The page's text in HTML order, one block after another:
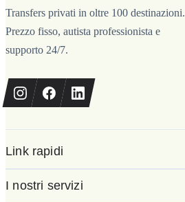
Transfers privati in oltre 100 destinazioni.
Prezzo fisso, autista professionista e
supporto 24/7.
Link rapidi
I nostri servizi